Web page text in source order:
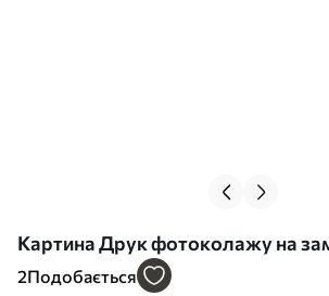
Картина Друк фотоколажу на
s42805
2Подобається